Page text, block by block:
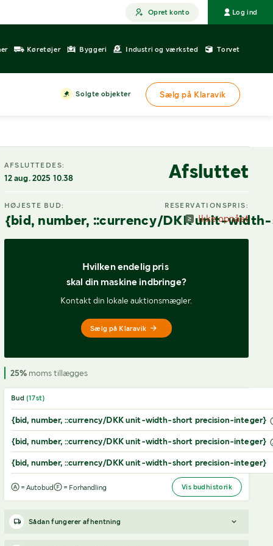
Opret konto Log ind
Køretøjer Byggeri Industri og værksted Torvet
Solgte objekter Sælg på Klaravik
AFSLUTTEDES:
12 aug. 2025 10.38 Afsluttet
HØJESTE BUD:
{bid, number, ::currency/DKK unit-
RESERVATIONSPRIS:
Ikke opnået
Hvilken endelig pris
skal din maskine indbringe?
Kontakt din lokale auktionsmægler.
Sælg på Klaravik
25%moms tillægges
Bud (17st)
{bid, number, ::currency/DKK unit-width-short precision-integer}
{bid, number, ::currency/DKK unit-width-short precision-integer}
{bid, number, ::currency/DKK unit-width-short precision-integer}
= Autobud = Forhandling Vis budhistorik
Sådan fungerer afhentning